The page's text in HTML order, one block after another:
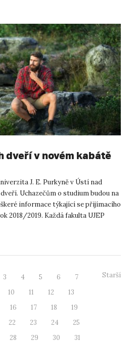
dveří v novém kabátě
J. E. Purkyně v Ústí nad
Uchazečům o studium budou na
informace týkající se přijímacího
2018/2019. Každá fakulta UJEP
3 4 5 6
7
10 11 12
13
16 17 18
19
22 23 24
25
28 29 30
31
Starší